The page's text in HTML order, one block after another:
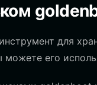
для
его